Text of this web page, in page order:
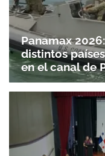
Panamax
distintos
en el canal de